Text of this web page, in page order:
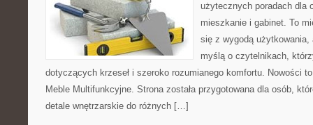
użytecznych poradach dla
mieszkanie i gabinet. To
się z wygodą użytkowania,
myślą o czytelnikach,
dotyczących krzeseł i szeroko rozumianego komfortu. Nowości
Meble Multifunkcyjne. Strona została przygotowana dla osób,
detale wnętrzarskie do różnych […]